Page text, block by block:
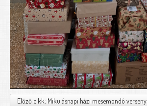
Előző cikk: Mikulásnapi házi mesemondó verseny